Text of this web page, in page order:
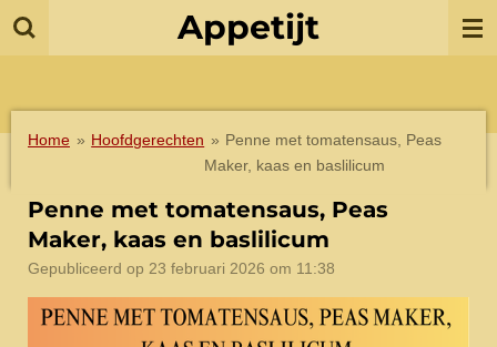
Ga
Appetijt
Home » Hoofdgerechten » Penne met tomatensaus, Peas
Maker, kaas en baslilicum
Penne met tomatensaus, Peas
Maker, kaas en baslilicum
Gepubliceerd op 23 februari 2026 om 11:38